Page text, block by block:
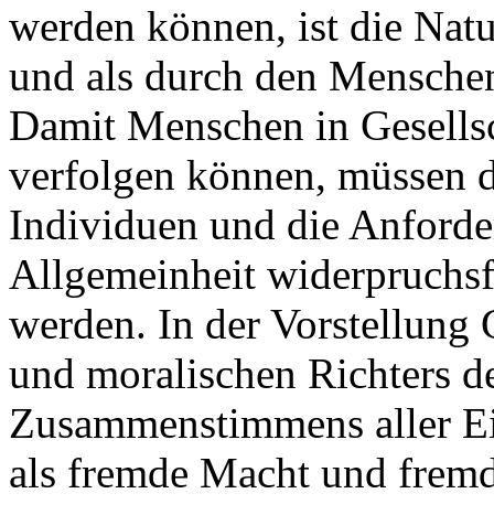
werden können, ist die
und als durch den
Damit Menschen in
verfolgen können, müssen
Individuen und die
Allgemeinheit
werden. In der Vorstellung
und moralischen Richters
Zusammenstimmens aller
als fremde Macht und